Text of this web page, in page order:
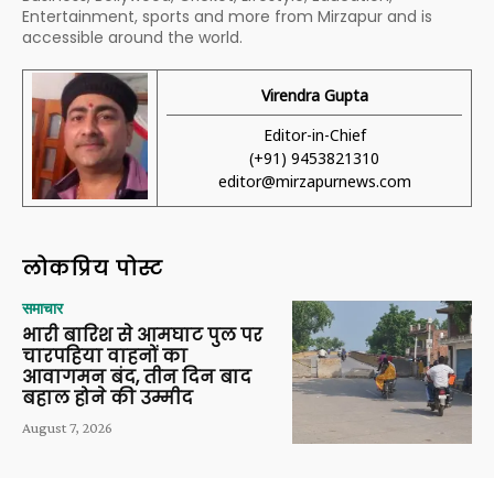
Entertainment, sports and more from Mirzapur and is
accessible around the world.
Virendra Gupta
Editor-in-Chief
(+91) 9453821310
editor@mirzapurnews.com
लोकप्रिय पोस्ट
समाचार
भारी बारिश से आमघाट पुल पर
चारपहिया वाहनों का
आवागमन बंद, तीन दिन बाद
बहाल होने की उम्मीद
August 7, 2026